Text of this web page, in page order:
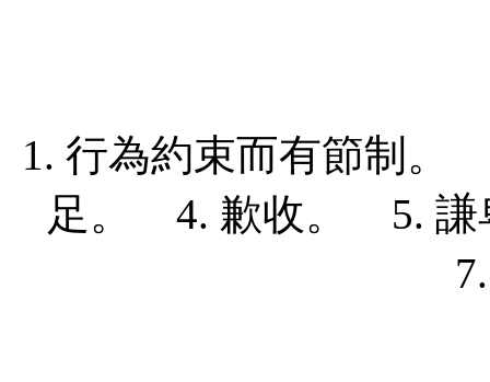
1. 行為約束而有節制
足。 4. 歉收。 5.